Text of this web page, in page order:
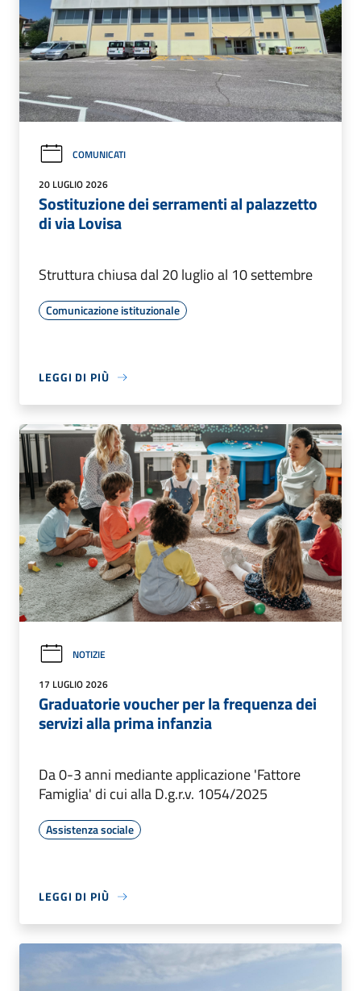
COMUNICATI
20 LUGLIO 2026
Sostituzione dei serramenti al palazzetto
di via Lovisa
Struttura chiusa dal 20 luglio al 10 settembre
Comunicazione istituzionale
LEGGI DI PIÙ
NOTIZIE
17 LUGLIO 2026
Graduatorie voucher per la frequenza dei
servizi alla prima infanzia
Da 0-3 anni mediante applicazione 'Fattore
Famiglia' di cui alla D.g.r.v. 1054/2025
Assistenza sociale
LEGGI DI PIÙ